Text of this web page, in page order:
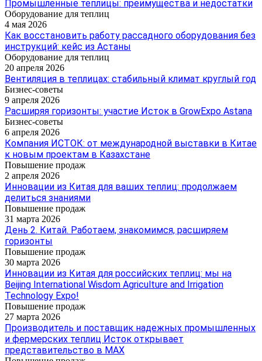
Промышленные теплицы: преимущества и недостатки
Оборудование для теплиц
4 мая 2026
Как восстановить работу рассадного оборудования без
инструкций: кейс из Астаны
Оборудование для теплиц
20 апреля 2026
Вентиляция в теплицах: стабильный климат круглый год
Бизнес-советы
9 апреля 2026
Расширяя горизонты: участие Исток в GrowExpo Astana
Бизнес-советы
6 апреля 2026
Компания ИСТОК: от международной выставки в Китае
к новым проектам в Казахстане
Повышение продаж
2 апреля 2026
Инновации из Китая для ваших теплиц: продолжаем
делиться знаниями
Повышение продаж
31 марта 2026
День 2. Китай. Работаем, знакомимся, расширяем
горизонты
Повышение продаж
30 марта 2026
Инновации из Китая для российских теплиц: мы на
Beijing International Wisdom Agriculture and Irrigation
Technology Expo!
Повышение продаж
27 марта 2026
Производитель и поставщик надежных промышленных
и фермерских теплиц Исток открывает
представительство в МАХ